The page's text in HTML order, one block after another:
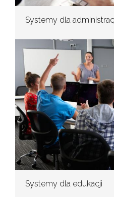
Systemy dla
Systemy dla edukacji